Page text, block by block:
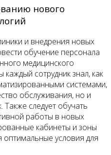
нового
и внедрения новых
обучение персонала
медицинского
сотрудник знал, как
системами,
обслуживания, но и
следует обучать
работы в новых
кабинеты и зоны
оптимальные условия для